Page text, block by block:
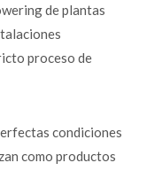
de plantas
proceso de
condiciones
como productos